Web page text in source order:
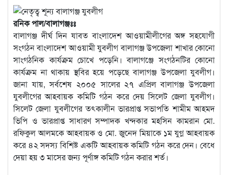
রনিক পাল/বালাগঞ্জঃঃ
বালাগঞ্জ দীর্ঘ দিন যাবত বাংলাদেশ আওয়ামীলীগের অঙ্গ সহযোগী
সংগঠন বাংলাদেশ আওয়ামী যুবলীগ বালাগঞ্জ উপজেলা শাখার কোনো
সাংগঠনিক কার্যক্রম চোখে পড়েনি। বালাগঞ্জে সংগঠনটির কোনো
কার্যক্রম না থাকায় স্থবির হয়ে পড়েছে বালাগঞ্জ উপজেলা যুবলীগ।
জানা যায়, সর্বশেষ ২০০৫ সালের ২৭ এপ্রিল বালাগঞ্জ উপজেলা
যুবলীগের আহবায়ক কমিটি গঠন করে দেয় সিলেট জেলা যুবলীগ।
সিলেট জেলা যুবলীগের তৎকালীন ভারপ্রাপ্ত সভাপতি শামীম আহমদ
ভিপি ও ভারপ্রাপ্ত সাধারণ সম্পাদক খন্দকার মহসিন কামরান মো.
রফিকুল আলমকে আহবায়ক ও মো. জুনেদ মিয়াকে ১ম যুগ্ন আহবায়ক
করে ৪২ সদস্য বিশিষ্ট একটি আহবায়ক কমিটি গঠন করে দেন। বেধে
দেয়া হয় ৩ মাসের জন্য পূর্ণাঙ্গ কমিটি গঠন করার শর্ত।